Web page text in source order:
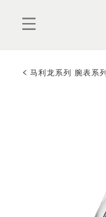
马利龙系列 腕表系列